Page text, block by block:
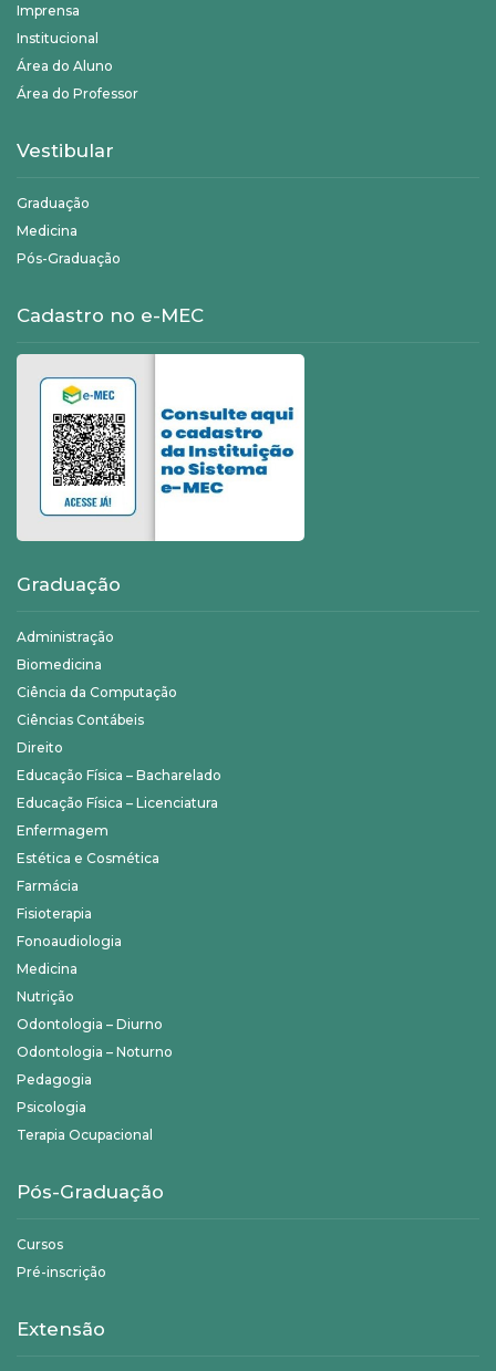
Imprensa
Institucional
Área do Aluno
Área do Professor
Vestibular
Graduação
Medicina
Pós-Graduação
Cadastro no e-MEC
Graduação
Administração
Biomedicina
Ciência da Computação
Ciências Contábeis
Direito
Educação Física – Bacharelado
Educação Física – Licenciatura
Enfermagem
Estética e Cosmética
Farmácia
Fisioterapia
Fonoaudiologia
Medicina
Nutrição
Odontologia – Diurno
Odontologia – Noturno
Pedagogia
Psicologia
Terapia Ocupacional
Pós-Graduação
Cursos
Pré-inscrição
Extensão